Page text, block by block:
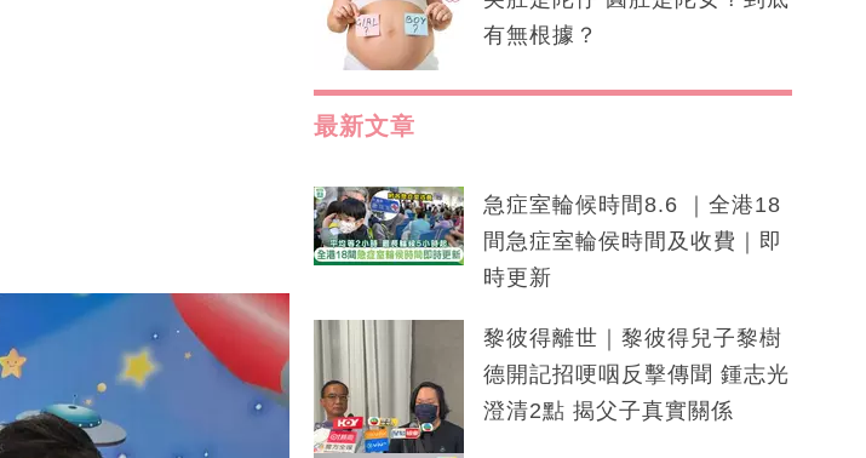
有無根據？
最新文章
急症室輪候時間8.6 ｜全港18
間急症室輪侯時間及收費｜即
時更新
黎彼得離世｜黎彼得兒子黎樹
德開記招哽咽反擊傳聞 鍾志光
澄清2點 揭父子真實關係